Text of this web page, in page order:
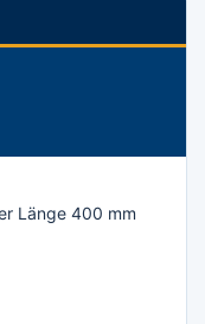
Länge 400 mm